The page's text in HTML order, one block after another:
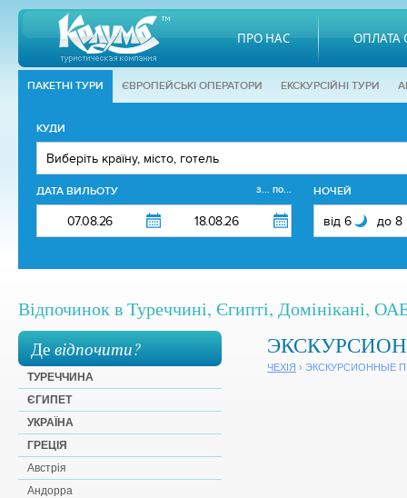
ПРО НАС ОПЛАТА
ПАКЕТНІ ТУРИ ЄВРОПЕЙСЬКІ ОПЕРАТОРИ EКСКУРСІЙНІ ТУРИ
КУДИ
ДАТА ВИЛЬОТУ з... по... НОЧЕЙ
Відпочинок в Туреччині, Єгипті, Домінікані,
Девідпочити?
ТУРЕЧЧИНА
ЄГИПЕТ
УКРАЇНА
ГРЕЦІЯ
Австрія
Андорра
ЧЕХІЯ › ЭКСКУРСИОННЫЕ